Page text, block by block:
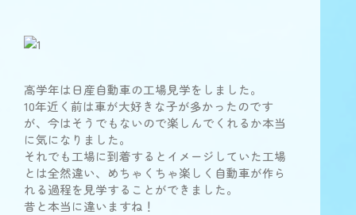
高学年は日産自動車の工場見学をしました。
10年近く前は車が大好きな子が多かったのです
が、今はそうでもないので楽しんでくれるか本当
に気になりました。
それでも工場に到着するとイメージしていた工場
とは全然違い、めちゃくちゃ楽しく自動車が作ら
れる過程を見学することができました。
昔と本当に違いますね！